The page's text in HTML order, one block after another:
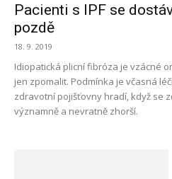
Pacienti s IPF se
pozdě
18. 9. 2019
Idiopatická plicní fibróza je vzácné
jen zpomalit. Podmínka je včasná
zdravotní pojišťovny hradí, když se
významně a nevratně zhorší.